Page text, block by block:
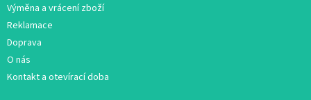
Výměna a vrácení zboží
Reklamace
Doprava
O nás
Kontakt a otevírací doba